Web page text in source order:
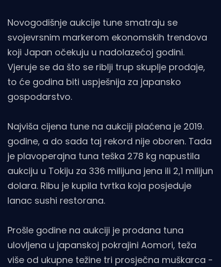
Novogodišnje aukcije tune smatraju se
svojevrsnim markerom ekonomskih trendova
koji Japan očekuju u nadolazećoj godini.
Vjeruje se da što se riblji trup skuplje prodaje,
to će godina biti uspješnija za japansko
gospodarstvo.
Najviša cijena tune na aukciji plaćena je 2019.
godine, a do sada taj rekord nije oboren. Tada
je plavoperajna tuna teška 278 kg napustila
aukciju u Tokiju za 336 milijuna jena ili 2,1 milijun
dolara. Ribu je kupila tvrtka koja posjeduje
lanac sushi restorana.
Prošle godine na aukciji je prodana tuna
ulovljena u japanskoj pokrajini Aomori, teža
više od ukupne težine tri prosječna muškarca -